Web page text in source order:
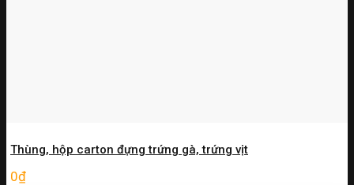
Thùng, hộp carton đựng trứng gà, trứng vịt
0₫